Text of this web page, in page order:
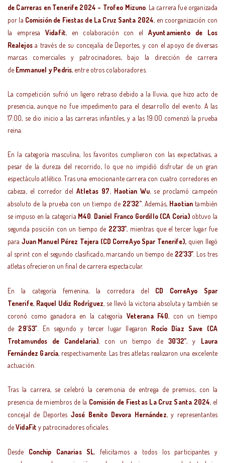
de Carreras en Tenerife 2024 – Trofeo Mizuno . La carrera fue organizada
por la Comisión de Fiestas de La Cruz Santa 2024, en coorganización con
la empresa
Vidafit, en colaboración con el
Ayuntamiento de Los
Realejos a través de su concejalía de Deportes, y con el apoyo de diversas
marcas comerciales y patrocinadores, bajo la dirección de carrera
de Emmanuel y Pedris, entre otros colaboradores.
La competición sufrió un ligero retraso debido a la lluvia, que hizo acto de
presencia, aunque no fue impedimento para el desarrollo del evento. A las
17:00, se dio inicio a las carreras infantiles, y a las 19:00 comenzó la prueba
reina.
En la categoría masculina, los favoritos cumplieron con las expectativas, a
pesar de la dureza del recorrido, lo que no impidió disfrutar de un gran
espectáculo atlético. Tras una emocionante carrera con cuatro corredores en
cabeza, el corredor del Atletas 97, Haotian Wu, se proclamó campeón
absoluto de la prueba con un tiempo de 22’32’’. Además, Haotian también
se impuso en la categoría M40 Daniel Franco Gordillo (CA Coria) obtuvo la
segunda posición con un tiempo de 22’33’’, mientras que el tercer lugar fue
para Juan Manuel Pérez Tejera (CD CorreAyo Spar Tenerife), quien llegó
al sprint con el segundo clasificado, marcando un tiempo de 22’33’’. Los tres
atletas ofrecieron un final de carrera espectacular.
En la categoría femenina, la corredora del
CD CorreAyo Spar
Tenerife, Raquel Udiz Rodríguez, se llevó la victoria absoluta y también se
coronó como ganadora en la categoría Veterana F40, con un tiempo
de 29’53’’ . En segundo y tercer lugar llegaron Rocío Díaz Save (CA
Trotamundos de Candelaria), con un tiempo de 30’32’’, y
Laura
Fernández García, respectivamente. Las tres atletas realizaron una excelente
actuación.
Tras la carrera, se celebró la ceremonia de entrega de premios, con la
presencia de miembros de la Comisión de Fiestas La Cruz Santa 2024, el
concejal de Deportes José Benito Devora Hernández, y representantes
deVidaFit y patrocinadores oficiales.
Desde Conchip Canarias SL, felicitamos a todos los participantes y